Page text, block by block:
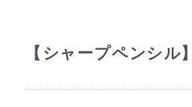
【シャープペンシ